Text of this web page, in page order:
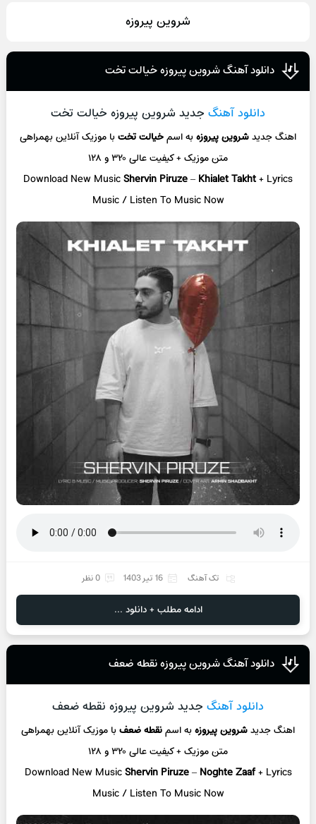
شروین پیروزه
دانلود آهنگ شروین پیروزه خیالت تخت
دانلود آهنگ جدید شروین پیروزه خیالت تخت
اهنگ جدیدشروین پیروزهبه اسمخیالت تختبا موزیک آنلاینبهمراهی
متن موزیک + کیفیت عالی ۳۲۰ و ۱۲۸
Download New MusicShervin Piruze– Khialet Takht+ Lyrics
Music / Listen To Music Now
تک آهنگ 16 تیر 1403 0 نظر
ادامه مطلب + دانلود ...
دانلود آهنگ شروین پیروزه نقطه ضعف
دانلود آهنگ جدید شروین پیروزه نقطه ضعف
اهنگ جدیدشروین پیروزهبه اسمنقطه ضعفبا موزیک آنلاینبهمراهی
متن موزیک + کیفیت عالی ۳۲۰ و ۱۲۸
Download New MusicShervin Piruze–Noghte Zaaf+ Lyrics
Music / Listen To Music Now